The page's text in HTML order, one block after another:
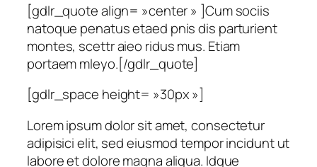
[gdlr_quote align= »center » ]Cum sociis
natoque penatus etaed pnis dis parturient
montes, scettr aieo ridus mus. Etiam
portaem mleyo.[/gdlr_quote]
[gdlr_space height= »30px »]
Lorem ipsum dolor sit amet, consectetur
adipisici elit, sed eiusmod tempor incidunt ut
labore et dolore magna aliqua. Idque